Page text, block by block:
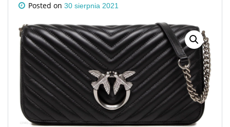
Posted on 30 sierpnia 2021